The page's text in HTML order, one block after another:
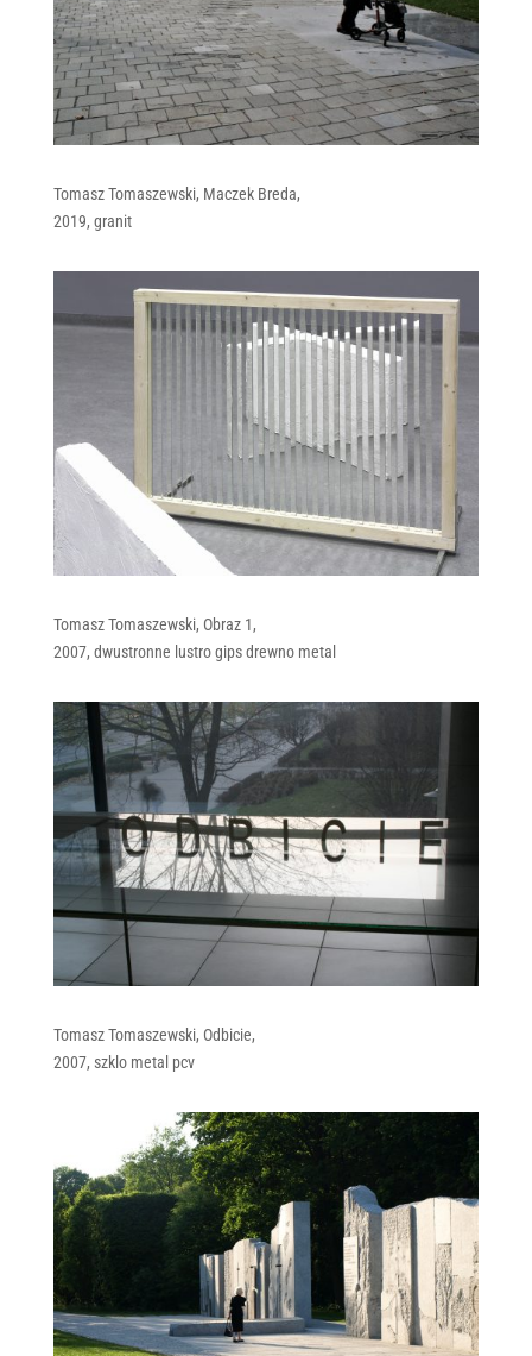
Tomasz Tomaszewski, Maczek Breda,
2019, granit
Tomasz Tomaszewski, Obraz 1,
2007, dwustronne lustro gips drewno metal
Tomasz Tomaszewski, Odbicie,
2007, szklo metal pcv